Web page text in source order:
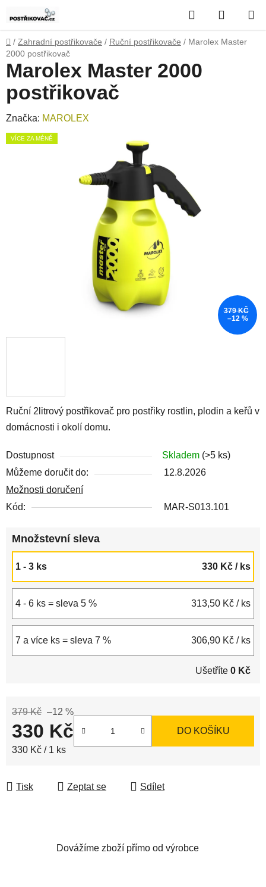
na
obsah
Hledat
KOŠÍK
Domů
/ Zahradní postřikovače / Ruční postřikovače / Marolex Master
2000 postřikovač
Ruční 2litrový postřikovač pro postřiky rostlin, plodin a keřů v
domácnosti i okolí domu.
Dostupnost Skladem (>5 ks)
Můžeme doručit do:
12.8.2026
Možnosti doručení
Kód:
MAR-S013.101
Množstevní sleva
1 - 3 ks 330 Kč / ks
4 - 6 ks = sleva 5 % 313,50 Kč / ks
7 a více ks = sleva 7 % 306,90 Kč / ks
Ušetříte 0 Kč
379 Kč –12 %
330 Kč
Měrná cena:
330 Kč / 1 ks
DO KOŠÍKU
Tisk Zeptat se Sdílet
Marolex Master 2000
postřikovač
Značka: MAROLEX
VÍCE ZA MÉNĚ
379 KČ
–12 %
Dovážíme zboží přímo od výrobce